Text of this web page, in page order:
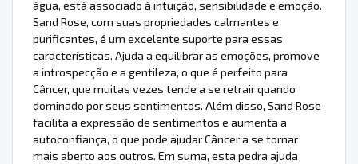
água, está associado à intuição, sensibilidade e emoção.
Sand Rose, com suas propriedades calmantes e
purificantes, é um excelente suporte para essas
características. Ajuda a equilibrar as emoções, promove
a introspecção e a gentileza, o que é perfeito para
Câncer, que muitas vezes tende a se retrair quando
dominado por seus sentimentos. Além disso, Sand Rose
facilita a expressão de sentimentos e aumenta a
autoconfiança, o que pode ajudar Câncer a se tornar
mais aberto aos outros. Em suma, esta pedra ajuda